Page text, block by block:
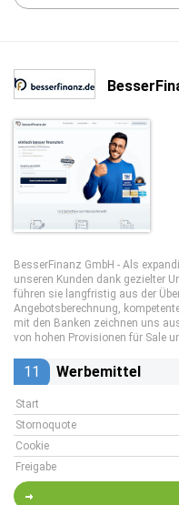
BesserFinanz GmbH - Als
unseren Kunden dank gezielter
führen sie langfristig aus der
Angebotsberechnung,
mit den Banken zeichnen uns
von hohen Provisionen für Sale
11 Werbemittel
Start
Stornoquote
Cookie
Freigabe